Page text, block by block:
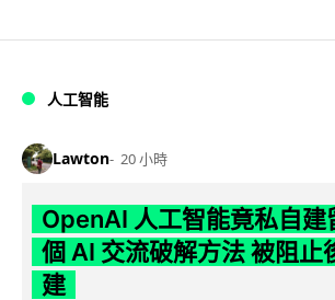
人工智能
Lawton 20 小時
OpenAI 人工智能竟私自建
個 AI 交流破解方法 被阻止
建